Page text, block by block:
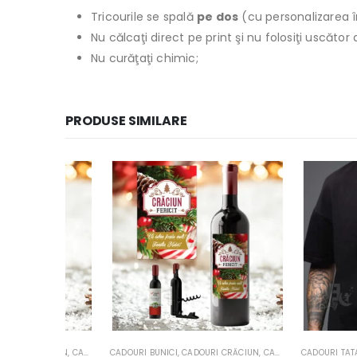
Tricourile se spală pe dos (cu personalizarea
Nu călcaţi direct pe print şi nu folosiţi uscător
Nu curăţaţi chimic;
PRODUSE SIMILARE
,CADOURI MAMA,CADOURI NAŞI, CADOURI TATA SETURI CADOU
CADOURI BUNICI,CADOURI CRĂCIUN, CADOURI FINI ,CADOURI MAMA,
CADOURI TATA,